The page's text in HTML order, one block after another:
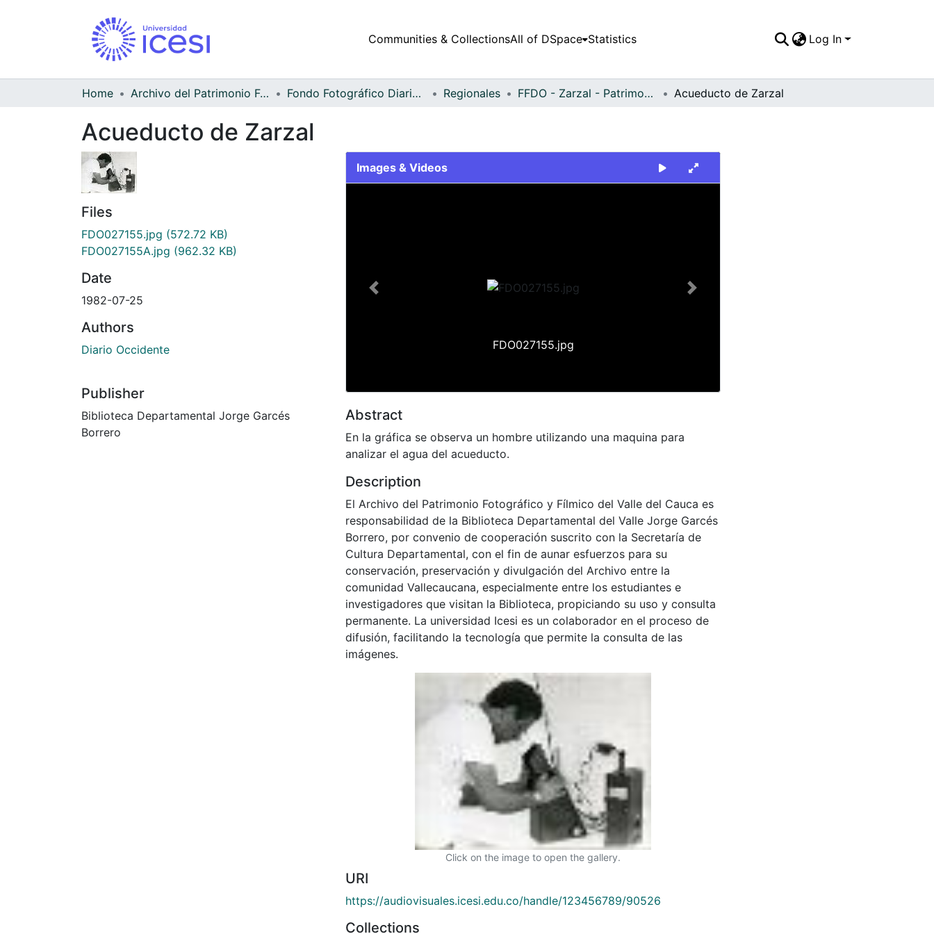
Communities & CollectionsAll of DSpace Statistics Log In
Home Archivo del Patrimonio Fotográfico y Fílmico del Valle del Cauca Fondo Fotográfico Diario Occidente Regionales FFDO - Zarzal - Patrimonial Acueducto de Zarzal
Acueducto de Zarzal
Files
FDO027155.jpg (572.72 KB)
FDO027155A.jpg (962.32 KB)
Date
1982-07-25
Authors
Diario Occidente
Publisher
Biblioteca Departamental Jorge Garcés
Borrero
Images & Videos
FDO027155.jpg
Previous Next
Abstract
En la gráfica se observa un hombre utilizando una maquina para
analizar el agua del acueducto.
Description
El Archivo del Patrimonio Fotográfico y Fílmico del Valle del Cauca es
responsabilidad de la Biblioteca Departamental del Valle Jorge Garcés
Borrero, por convenio de cooperación suscrito con la Secretaría de
Cultura Departamental, con el fin de aunar esfuerzos para su
conservación, preservación y divulgación del Archivo entre la
comunidad Vallecaucana, especialmente entre los estudiantes e
investigadores que visitan la Biblioteca, propiciando su uso y consulta
permanente. La universidad Icesi es un colaborador en el proceso de
difusión, facilitando la tecnología que permite la consulta de las
imágenes.
Click on the image to open the gallery.
URI
https://audiovisuales.icesi.edu.co/handle/123456789/90526
Collections